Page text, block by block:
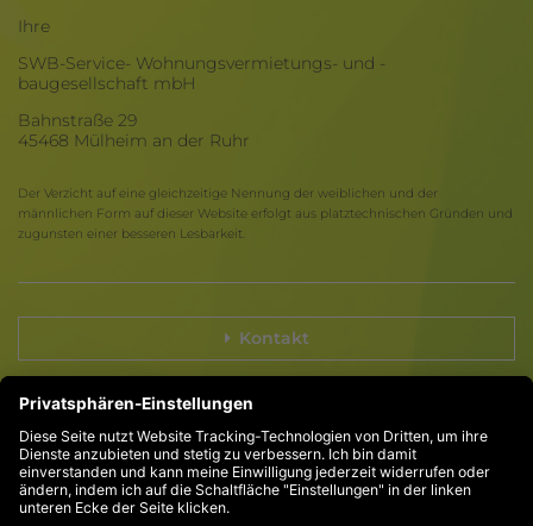
Ihre
SWB-Service- Wohnungsvermietungs- und -
baugesellschaft mbH
Bahnstraße 29
45468 Mülheim an der Ruhr
Der Verzicht auf eine gleichzeitige Nennung der weiblichen und der
männlichen Form auf dieser Website erfolgt aus platztechnischen Gründen und
zugunsten einer besseren Lesbarkeit.
Kontakt
Compliance
Impressum
Datenschutz